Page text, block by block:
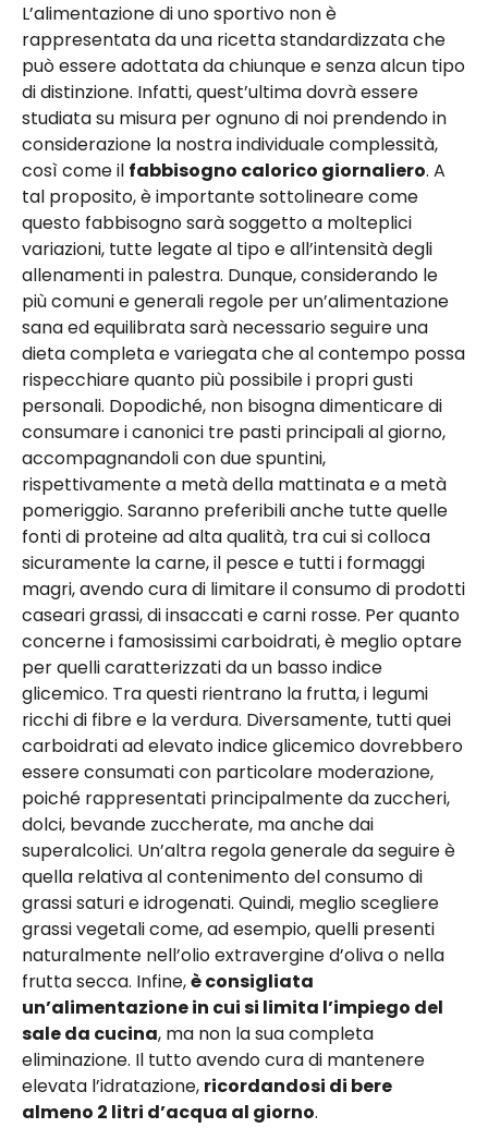
L’alimentazione di uno sportivo non è
rappresentata da una ricetta standardizzata che
può essere adottata da chiunque e senza alcun tipo
di distinzione. Infatti, quest’ultima dovrà essere
studiata su misura per ognuno di noi prendendo in
considerazione la nostra individuale complessità,
così come il fabbisogno calorico giornaliero. A
tal proposito, è importante sottolineare come
questo fabbisogno sarà soggetto a molteplici
variazioni, tutte legate al tipo e all’intensità degli
allenamenti in palestra. Dunque, considerando le
più comuni e generali regole per un’alimentazione
sana ed equilibrata sarà necessario seguire una
dieta completa e variegata che al contempo possa
rispecchiare quanto più possibile i propri gusti
personali. Dopodiché, non bisogna dimenticare di
consumare i canonici tre pasti principali al giorno,
accompagnandoli con due spuntini,
rispettivamente a metà della mattinata e a metà
pomeriggio. Saranno preferibili anche tutte quelle
fonti di proteine ad alta qualità, tra cui si colloca
sicuramente la carne, il pesce e tutti i formaggi
magri, avendo cura di limitare il consumo di prodotti
caseari grassi, di insaccati e carni rosse. Per quanto
concerne i famosissimi carboidrati, è meglio optare
per quelli caratterizzati da un basso indice
glicemico. Tra questi rientrano la frutta, i legumi
ricchi di fibre e la verdura. Diversamente, tutti quei
carboidrati ad elevato indice glicemico dovrebbero
essere consumati con particolare moderazione,
poiché rappresentati principalmente da zuccheri,
dolci, bevande zuccherate, ma anche dai
superalcolici. Un’altra regola generale da seguire è
quella relativa al contenimento del consumo di
grassi saturi e idrogenati. Quindi, meglio scegliere
grassi vegetali come, ad esempio, quelli presenti
naturalmente nell’olio extravergine d’oliva o nella
frutta secca. Infine,è consigliata
un’alimentazione in cui si limita l’impiego del
sale da cucina, ma non la sua completa
eliminazione. Il tutto avendo cura di mantenere
elevata l’idratazione, ricordandosi di bere
almeno 2 litri d’acqua al giorno.